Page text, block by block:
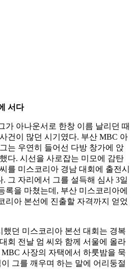
서다
가 아나운서로 한창 이름 날리던 때
건이 많던 시기였다. 부산 MBC 아
는 우연히 들어선 다방 창가에 앉
다. 시선을 사로잡는 미모에 감탄
를 미스코리아 경남 대회에 출전시
그 자리에서 그를 설득해 심사 3일
록을 마쳤는데, 부산 미스코리아에
리아 본선에 진출할 자격까지 얻었
던 미스코리아 본선 대회는 경복
회 전날 엄 씨와 함께 서울에 올라
사장의 자택에서 하룻밤을 묵
그를 깨우며 하는 말에 어리둥절